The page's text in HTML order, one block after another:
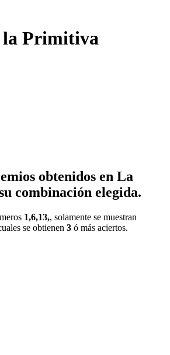
la Primitiva
obtenidos en La
combinación elegida.
1,6,13,, solamente se muestran
se obtienen 3 ó más aciertos.